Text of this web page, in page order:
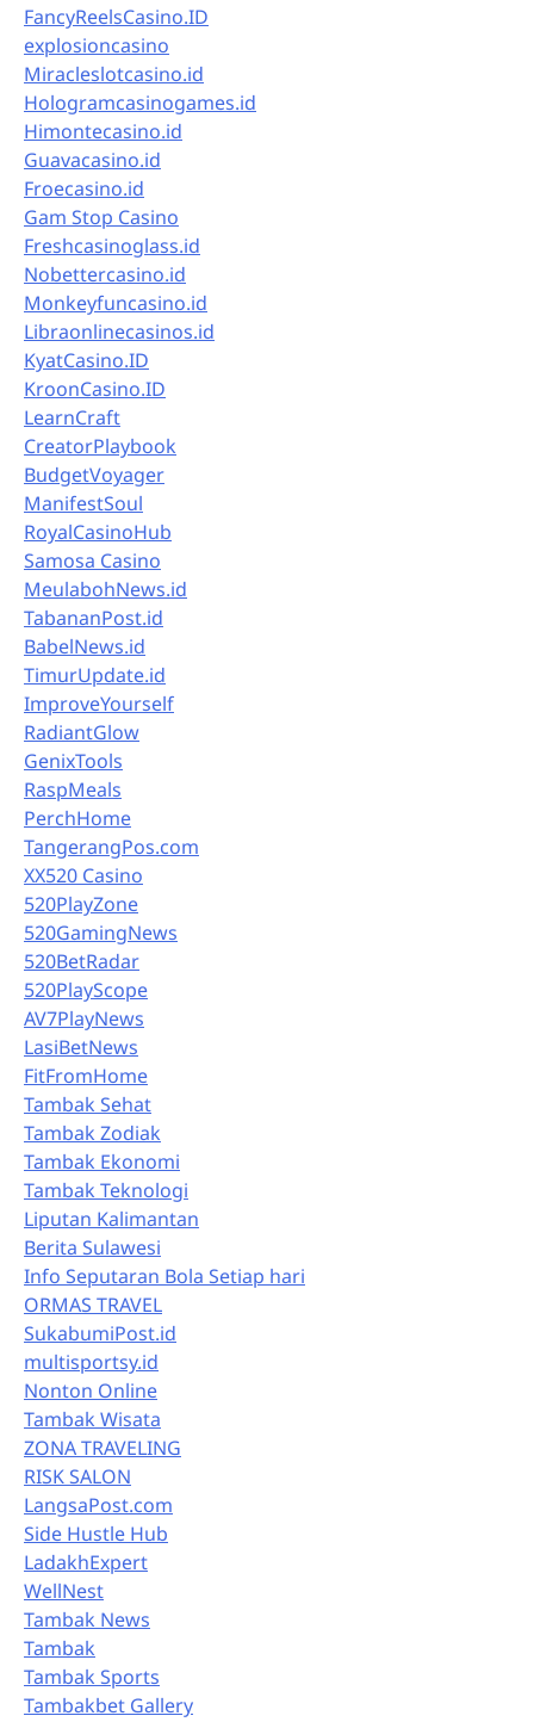
FancyReelsCasino.ID
explosioncasino
Miracleslotcasino.id
Hologramcasinogames.id
Himontecasino.id
Guavacasino.id
Froecasino.id
Gam Stop Casino
Freshcasinoglass.id
Nobettercasino.id
Monkeyfuncasino.id
Libraonlinecasinos.id
KyatCasino.ID
KroonCasino.ID
LearnCraft
CreatorPlaybook
BudgetVoyager
ManifestSoul
RoyalCasinoHub
Samosa Casino
MeulabohNews.id
TabananPost.id
BabelNews.id
TimurUpdate.id
ImproveYourself
RadiantGlow
GenixTools
RaspMeals
PerchHome
TangerangPos.com
XX520 Casino
520PlayZone
520GamingNews
520BetRadar
520PlayScope
AV7PlayNews
LasiBetNews
FitFromHome
Tambak Sehat
Tambak Zodiak
Tambak Ekonomi
Tambak Teknologi
Liputan Kalimantan
Berita Sulawesi
Info Seputaran Bola Setiap hari
ORMAS TRAVEL
SukabumiPost.id
multisportsy.id
Nonton Online
Tambak Wisata
ZONA TRAVELING
RISK SALON
LangsaPost.com
Side Hustle Hub
LadakhExpert
WellNest
Tambak News
Tambak
Tambak Sports
Tambakbet Gallery